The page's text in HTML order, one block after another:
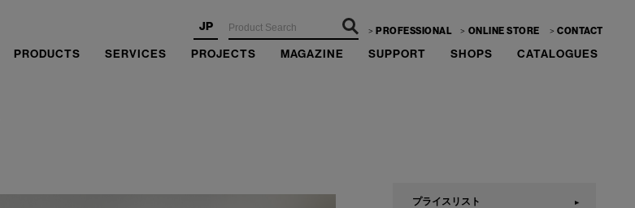
JP PROFESSIONAL ONLINE STORE CONTACT
PRODUCTS SERVICES PROJECTS MAGAZINE SUPPORT SHOPS CATALOGUES
プライスリスト